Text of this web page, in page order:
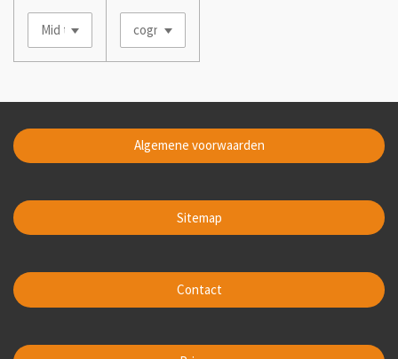
Algemene voorwaarden
Sitemap
Contact